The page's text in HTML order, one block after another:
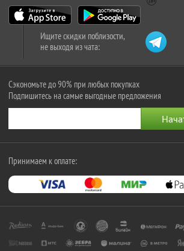
Ищите скидки поблизости,
не выходя из чата:
Сэкономьте до 90% при любых покупках
Подпишитесь на самые выгодные предложения
Принимаем к оплате: